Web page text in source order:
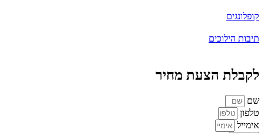
קופלונגים
תיבות הילוכים
לקבלת הצעת מחיר
שם
טלפון
אימייל